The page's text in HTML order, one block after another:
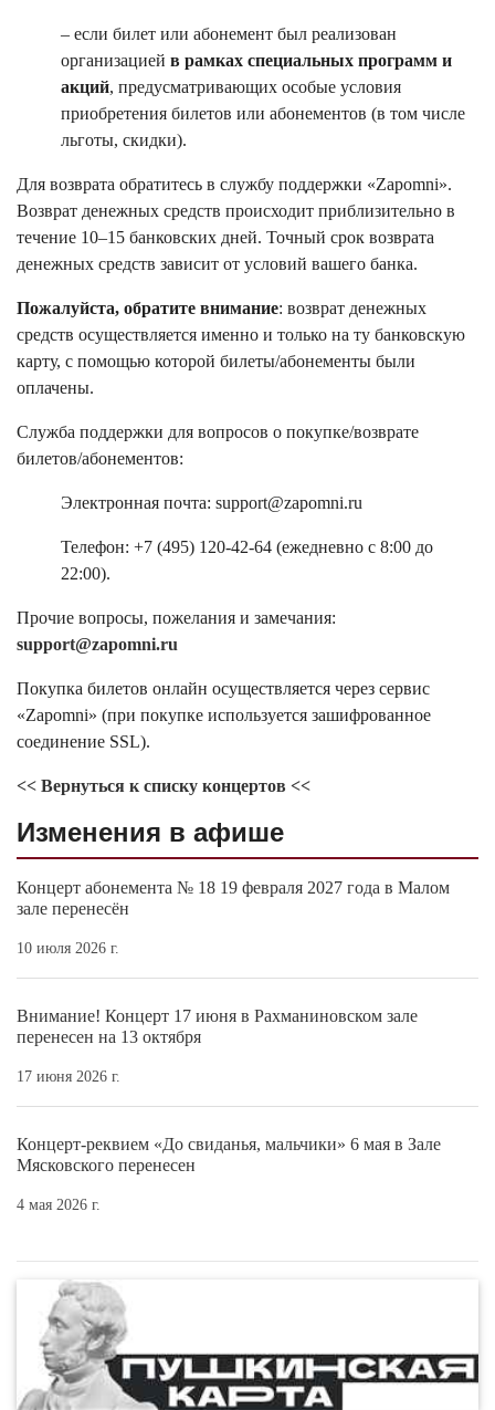
– если билет или абонемент был реализован
организацией в рамках специальных программ и
акций, предусматривающих особые условия
приобретения билетов или абонементов (в том числе
льготы, скидки).
Для возврата обратитесь в службу поддержки «Zapomni».
Возврат денежных средств происходит приблизительно в
течение 10–15 банковских дней. Точный срок возврата
денежных средств зависит от условий вашего банка.
Пожалуйста, обратите внимание: возврат денежных
средств осуществляется именно и только на ту банковскую
карту, с помощью которой билеты/абонементы были
оплачены.
Служба поддержки для вопросов о покупке/возврате
билетов/абонементов:
Электронная почта: support@zapomni.ru
Телефон: +7 (495) 120-42-64 (ежедневно с 8:00 до
22:00).
Прочие вопросы, пожелания и замечания:
support@zapomni.ru
Покупка билетов онлайн осуществляется через сервис
«Zapomni» (при покупке используется зашифрованное
соединение SSL).
<< Вернуться к списку концертов <<
Изменения в афише
Концерт абонемента № 18 19 февраля 2027 года в Малом
зале перенесён
10 июля 2026 г.
Внимание! Концерт 17 июня в Рахманиновском зале
перенесен на 13 октября
17 июня 2026 г.
Концерт-реквием «До свиданья, мальчики» 6 мая в Зале
Мясковского перенесен
4 мая 2026 г.